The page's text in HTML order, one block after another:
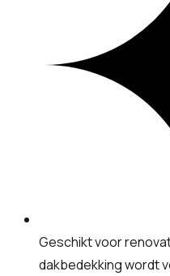
Geschikt voor
dakbedekking wordt